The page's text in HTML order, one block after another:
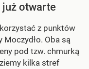
już otwarte
z punktów
Moczydło. Oba są
pod tzw. chmurką
kilka stref